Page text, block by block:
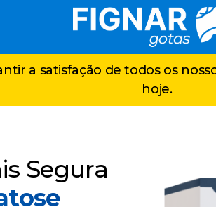
a satisfação de todos os
hoje.
Segura